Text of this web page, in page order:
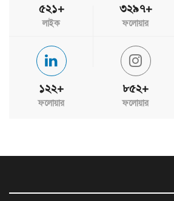
৫২১+
লাইক
৩২৯৭+
ফলোয়ার
১২২+
ফলোয়ার
৮৫২+
ফলোয়ার